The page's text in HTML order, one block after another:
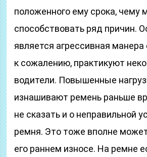
положенного ему срока, чему
способствовать ряд причин.
является агрессивная
к сожалению, практикуют
водители. Повышенные
изнашивают ремень раньше
не сказать и о неправильной
ремня. Это тоже вполне
его раннем износе. На ремне